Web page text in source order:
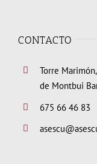
CONTACTO
Torre
de Montbui
675 66 46 83